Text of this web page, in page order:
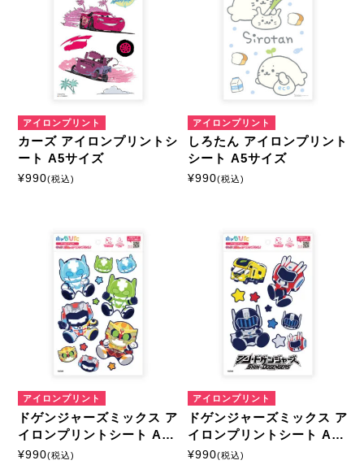
アイロンプリント
カーズ アイロンプリントシ
ート A5サイズ
¥990(税込)
アイロンプリント
しろたん アイロンプリント
シート A5サイズ
¥990(税込)
アイロンプリント
ドゲンジャーズミックス ア
イロンプリントシート A5
サイズ
¥990(税込)
アイロンプリント
ドゲンジャーズミックス ア
イロンプリントシート A5
サイズ
¥990(税込)